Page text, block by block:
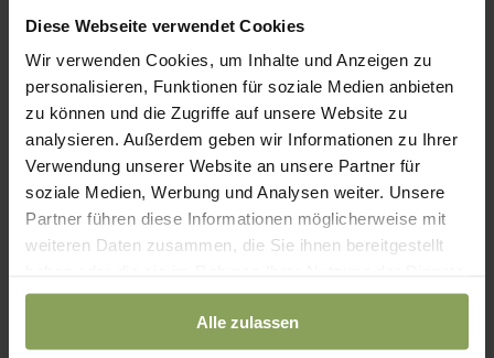
Diese Webseite verwendet Cookies
Wir verwenden Cookies, um Inhalte und Anzeigen zu
personalisieren, Funktionen für soziale Medien anbieten
zu können und die Zugriffe auf unsere Website zu
analysieren. Außerdem geben wir Informationen zu Ihrer
Verwendung unserer Website an unsere Partner für
soziale Medien, Werbung und Analysen weiter. Unsere
Partner führen diese Informationen möglicherweise mit
weiteren Daten zusammen, die Sie ihnen bereitgestellt
gesammelt haben.
Alle zulassen
DEZ
2022